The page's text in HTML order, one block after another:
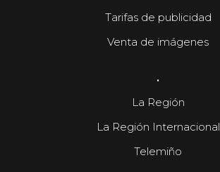
Tarifas de publicidad
Venta de imágenes
.
La Región
La Región Internacional
Telemiño